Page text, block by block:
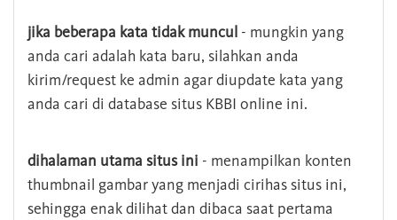
jika beberapa kata tidak muncul - mungkin yang
anda cari adalah kata baru, silahkan anda
kirim/request ke admin agar diupdate kata yang
anda cari di database situs KBBI online ini.
dihalaman utama situs ini - menampilkan konten
thumbnail gambar yang menjadi cirihas situs ini,
sehingga enak dilihat dan dibaca saat pertama